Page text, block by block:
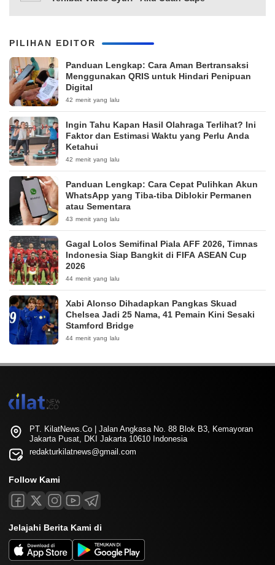
PILIHAN EDITOR
Panduan Lengkap: Cara Aman Bertransaksi
Menggunakan QRIS untuk Hindari Penipuan
Digital
42 menit yang lalu
Ingin Tahu Kapan Hasil Olahraga Terlihat? Ini
Faktor dan Estimasi Waktu yang Perlu Anda
Ketahui
42 menit yang lalu
Panduan Lengkap: Cara Cepat Pulihkan Akun
WhatsApp yang Tiba-tiba Diblokir Permanen
atau Sementara
43 menit yang lalu
Gagal Lolos Semifinal Piala AFF 2026, Timnas
Indonesia Siap Bangkit di FIFA ASEAN Cup
2026
44 menit yang lalu
Xabi Alonso Dihadapkan Pangkas Skuad
Chelsea Jadi 25 Nama, 41 Pemain Kini Sesaki
Stamford Bridge
44 menit yang lalu
PT. KilatNews.Co | Jalan Angkasa No. 88 Blok B3, Kemayoran
Jakarta Pusat, DKI Jakarta 10610 Indonesia
redakturkilatnews@gmail.com
Follow Kami
Jelajahi Berita Kami di